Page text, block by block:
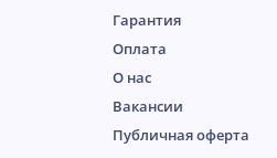
Гарантия
Оплата
О нас
Вакансии
Публичная оферта